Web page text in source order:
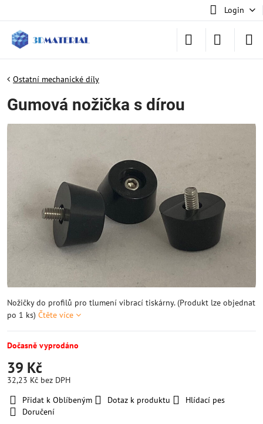
Login
Ostatní mechanické díly
Gumová nožička s dírou
Nožičky do profilů pro tlumení vibrací tiskárny. (Produkt lze objednat
po 1 ks) Čtěte více
Dočasně vyprodáno
39 Kč
32,23 Kč bez DPH
Přidat k Oblíbeným
Dotaz k produktu
Hlídací pes
Doručení